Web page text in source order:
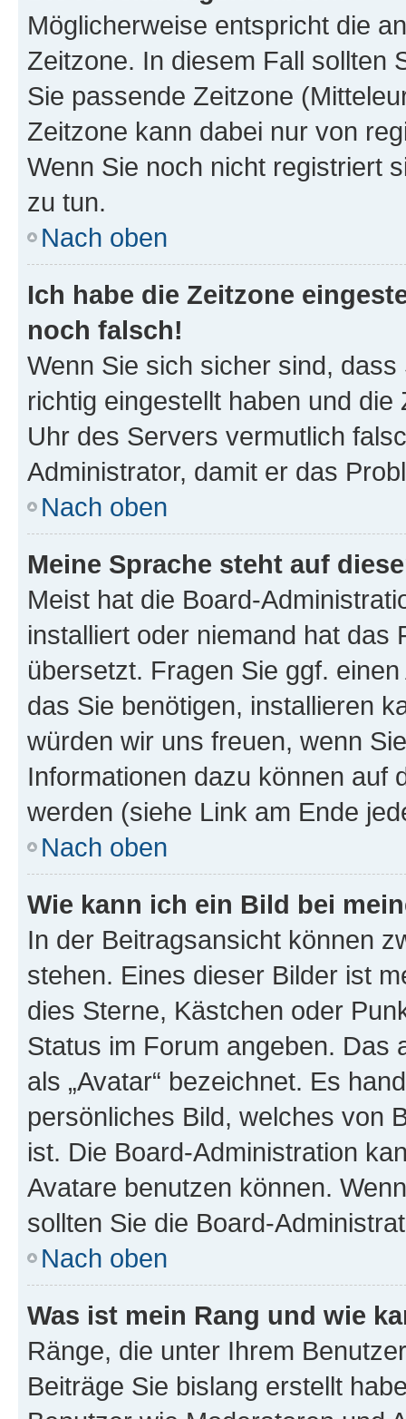
Möglicherweise entspricht die
Zeitzone. In diesem Fall sollten
Sie passende Zeitzone
Zeitzone kann dabei nur von
Wenn Sie noch nicht registriert
zu tun.
Nach oben
Ich habe die Zeitzone
noch falsch!
Wenn Sie sich sicher sind,
richtig eingestellt haben und
Uhr des Servers vermutlich
Administrator, damit er das
Nach oben
Meine Sprache steht auf
Meist hat die Board-
installiert oder niemand hat das
übersetzt. Fragen Sie ggf.
das Sie benötigen, installieren
würden wir uns freuen, wenn
Informationen dazu können auf
werden (siehe Link am Ende
Nach oben
Wie kann ich ein Bild bei
In der Beitragsansicht können
stehen. Eines dieser Bilder ist
dies Sterne, Kästchen oder
Status im Forum angeben. Das
als „Avatar“ bezeichnet. Es
persönliches Bild, welches von
ist. Die Board-Administration
Avatare benutzen können.
sollten Sie die Board-
Nach oben
Was ist mein Rang und wie
Ränge, die unter Ihrem
Beiträge Sie bislang erstellt